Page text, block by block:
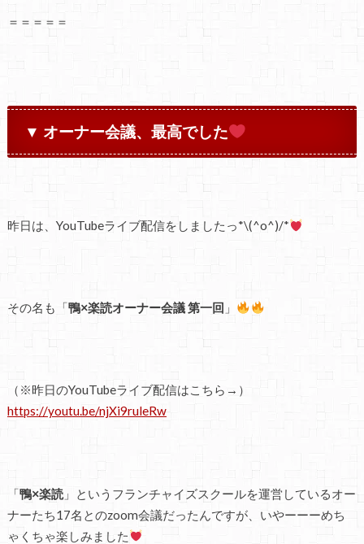
＝＝＝＝＝
▼ オーナー会議、最高でした
昨日は、YouTubeライブ配信をしましたっ*\(^o^)/*
その名も「鴨×楽読オーナー会議 第一回 」
（※昨日のYouTubeライブ配信はこちら→）
https://youtu.be/njXi9ruleRw
「鴨×楽読」というフランチャイズスクールを運営しているオー
ナーたち17名とのzoom会議だったんですが、いやーーーめち
ゃくちゃ楽しみました